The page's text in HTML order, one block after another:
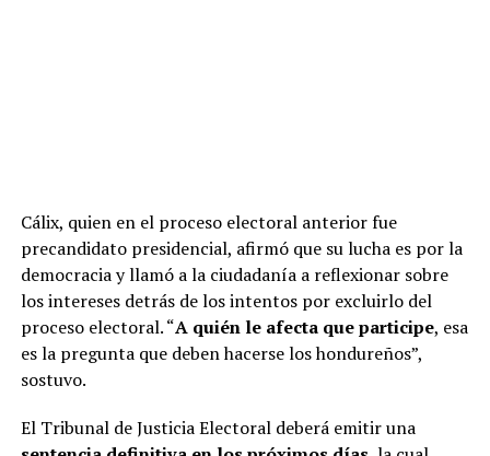
Cálix, quien en el proceso electoral anterior fue
precandidato presidencial, afirmó que su lucha es por la
democracia y llamó a la ciudadanía a reflexionar sobre
los intereses detrás de los intentos por excluirlo del
proceso electoral. “A quién le afecta que participe, esa
es la pregunta que deben hacerse los hondureños”,
sostuvo.
El Tribunal de Justicia Electoral deberá emitir una